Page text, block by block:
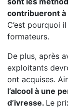
contribueront à
C’est pourquoi
formateurs.
De plus, après
exploitants
ont acquises.
l’alcool à une
d’ivresse. Le